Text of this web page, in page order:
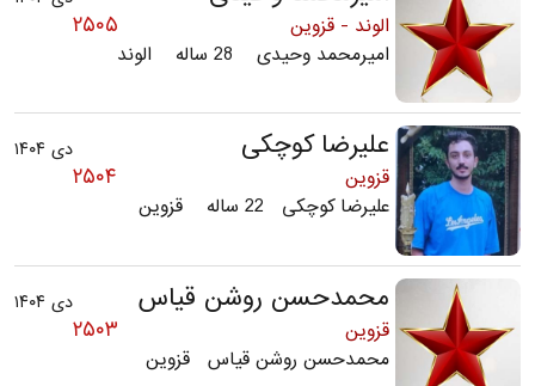
۲۵۰۵
الوند - قزوین
امیرمحمد وحیدی 28 ساله الوند
دی ۱۴۰۴ علیرضا کوچکی
۲۵۰۴
قزوین
علیرضا کوچکی 22 ساله قزوین
دی ۱۴۰۴ محمدحسن روشن قیاس
۲۵۰۳
قزوین
محمدحسن روشن قیاس قزوین